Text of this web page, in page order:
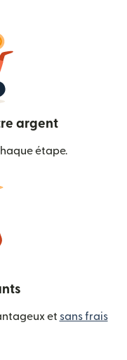
argent
étape.
et sans frais